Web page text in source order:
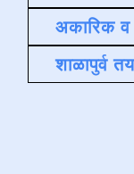
अकारिक
शाळापुर्व